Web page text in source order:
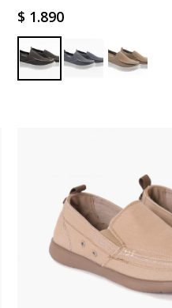
$ 1.890